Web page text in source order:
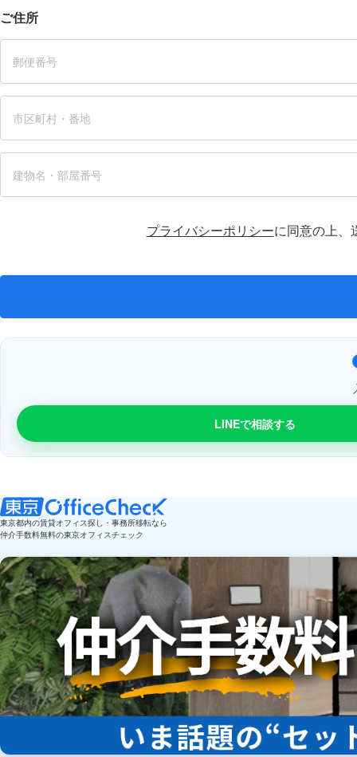
ご住所
プライバシーポリシーに同意の上、
LINEで相談する
東京都内の賃貸オフィス探し・事務所移転なら
仲介手数料無料の東京オフィスチェック